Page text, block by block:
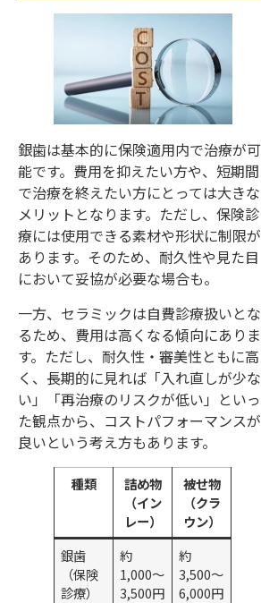
銀歯は基本的に保険適用内で治療が可
能です。費用を抑えたい方や、短期間
で治療を終えたい方にとっては大きな
メリットとなります。ただし、保険診
療には使用できる素材や形状に制限が
あります。そのため、耐久性や見た目
において妥協が必要な場合も。
一方、セラミックは自費診療扱いとな
るため、費用は高くなる傾向にありま
す。ただし、耐久性・審美性ともに高
く、長期的に見れば「入れ直しが少な
い」「再治療のリスクが低い」といっ
た観点から、コストパフォーマンスが
良いという考え方もあります。
種類
詰め物
（イン
レー）
被せ物
（クラ
ウン）
銀歯
（保険
診療）
約
1,000〜
3,500円
約
3,500〜
6,000円